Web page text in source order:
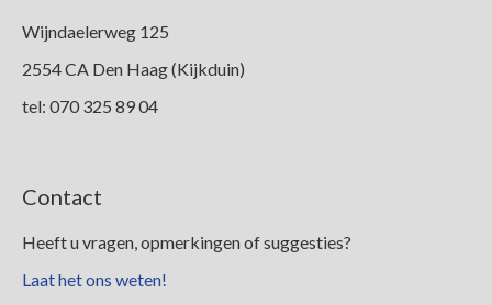
Wijndaelerweg 125
2554 CA Den Haag (Kijkduin)
tel: 070 325 89 04
Contact
Heeft u vragen, opmerkingen of suggesties?
Laat het ons weten!